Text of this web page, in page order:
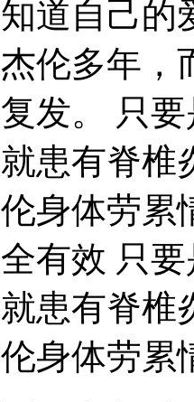
道自己的
伦多年，
发。 只
患有脊椎
身体劳累
有效 只
患有脊椎
身体劳累